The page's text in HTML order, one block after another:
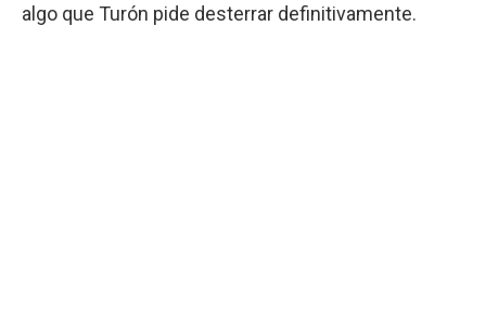
algo que Turón pide desterrar definitivamente.